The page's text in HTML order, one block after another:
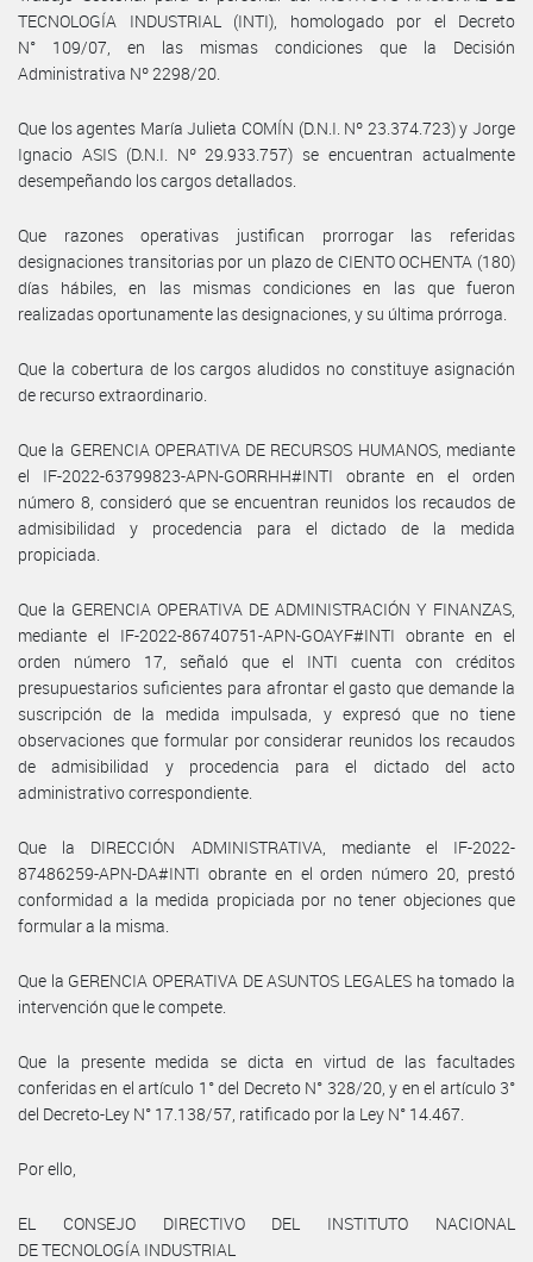
TECNOLOGÍA INDUSTRIAL (INTI), homologado por el Decreto
N° 109/07, en las mismas condiciones que la Decisión
Administrativa Nº 2298/20.
Que los agentes María Julieta COMÍN (D.N.I. Nº 23.374.723) y Jorge
Ignacio ASIS (D.N.I. Nº 29.933.757) se encuentran actualmente
desempeñando los cargos detallados.
Que razones operativas justifican prorrogar las referidas
designaciones transitorias por un plazo de CIENTO OCHENTA (180)
días hábiles, en las mismas condiciones en las que fueron
realizadas oportunamente las designaciones, y su última prórroga.
Que la cobertura de los cargos aludidos no constituye asignación
de recurso extraordinario.
Que la GERENCIA OPERATIVA DE RECURSOS HUMANOS, mediante
el IF-2022-63799823-APN-GORRHH#INTI obrante en el orden
número 8, consideró que se encuentran reunidos los recaudos de
admisibilidad y procedencia para el dictado de la medida
propiciada.
Que la GERENCIA OPERATIVA DE ADMINISTRACIÓN Y FINANZAS,
mediante el IF-2022-86740751-APN-GOAYF#INTI obrante en el
orden número 17, señaló que el INTI cuenta con créditos
presupuestarios suficientes para afrontar el gasto que demande la
suscripción de la medida impulsada, y expresó que no tiene
observaciones que formular por considerar reunidos los recaudos
de admisibilidad y procedencia para el dictado del acto
administrativo correspondiente.
Que la DIRECCIÓN ADMINISTRATIVA, mediante el IF-2022-
87486259-APN-DA#INTI obrante en el orden número 20, prestó
conformidad a la medida propiciada por no tener objeciones que
formular a la misma.
Que la GERENCIA OPERATIVA DE ASUNTOS LEGALES ha tomado la
intervención que le compete.
Que la presente medida se dicta en virtud de las facultades
conferidas en el artículo 1° del Decreto N° 328/20, y en el artículo 3°
del Decreto-Ley N° 17.138/57, ratificado por la Ley N° 14.467.
Por ello,
EL CONSEJO DIRECTIVO DEL INSTITUTO NACIONAL
DE TECNOLOGÍA INDUSTRIAL